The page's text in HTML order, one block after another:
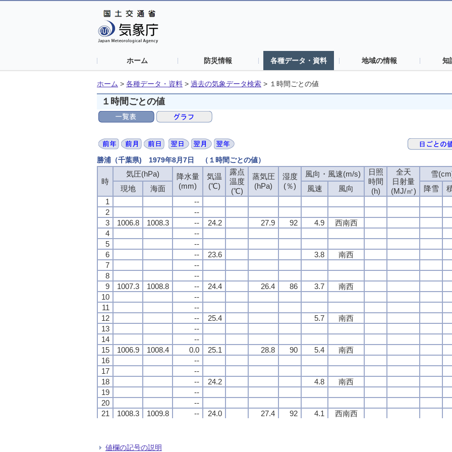
ホーム 防災情報 各種データ・資料 地域の情報 知
ホーム > 各種データ・資料 > 過去の気象データ検索 > １時間ごとの値
１時間ごとの値
勝浦（千葉県) 1979年8月7日 （１時間ごとの値）
時
気圧(hPa)
降水量
(mm)
気温
(℃)
露点
温度
(℃)
蒸気圧
(hPa)
湿度
(％)
風向・風速(m/s)
日照
時間
(h)
全天
日射量
(MJ/㎡)
雪
現地 海面 風速 風向 降雪
1
--
2
--
3
1006.8 1008.3 -- 24.2 27.9 92 4.9
西南西
4
--
5
--
6
-- 23.6 3.8
南西
7
--
8
--
9
1007.3 1008.8 -- 24.4 26.4 86 3.7 南西
10
--
11
--
12
-- 25.4 5.7
南西
13
--
14
--
15
1006.9 1008.4 0.0 25.1 28.8 90 5.4 南西
16
--
17
--
18
-- 24.2 4.8
南西
19
--
20
--
21
1008.3 1009.8 -- 24.0 27.4 92 4.1 西南西
24
時
気圧(hPa)
降水量
(mm)
気温
(℃)
露点
温度
(℃)
蒸気圧
(hPa)
湿度
(％)
風向・風速(m/s)
日照
時間
(h)
全天
日射量
(MJ/㎡)
雪
現地 海面 風速 風向 降雪
1
--
2
--
3
1006.8 1008.3 -- 24.2 27.9 92 4.9
西南西
4
--
5
--
6
-- 23.6 3.8
南西
7
--
8
--
9
1007.3 1008.8 -- 24.4 26.4 86 3.7 南西
10
--
11
--
12
-- 25.4 5.7
南西
13
--
14
--
15
1006.9 1008.4 0.0 25.1 28.8 90 5.4 南西
16
--
17
--
18
-- 24.2 4.8
南西
19
--
20
--
21
1008.3 1009.8 -- 24.0 27.4 92 4.1 西南西
24
時
気圧(hPa)
降水量
(mm)
気温
(℃)
露点
温度
(℃)
蒸気圧
(hPa)
湿度
(％)
風向・風速(m/s)
日照
時間
(h)
全天
日射量
(MJ/㎡)
雪
現地 海面 風速 風向 降雪
1
--
2
--
3
1006.8 1008.3 -- 24.2 27.9 92 4.9
西南西
4
--
5
--
6
-- 23.6 3.8
南西
7
--
8
--
9
1007.3 1008.8 -- 24.4 26.4 86 3.7 南西
10
--
11
--
12
-- 25.4 5.7
南西
13
--
14
--
15
1006.9 1008.4 0.0 25.1 28.8 90 5.4 南西
16
--
17
--
18
-- 24.2 4.8
南西
19
--
20
--
21
1008.3 1009.8 -- 24.0 27.4 92 4.1 西南西
24
時
気圧(hPa)
降水量
(mm)
気温
(℃)
露点
温度
(℃)
蒸気圧
(hPa)
湿度
(％)
風向・風速(m/s)
日照
時間
(h)
全天
日射量
(MJ/㎡)
雪
現地 海面 風速 風向 降雪
1
--
2
--
3
1006.8 1008.3 -- 24.2 27.9 92 4.9
西南西
4
--
5
--
6
-- 23.6 3.8
南西
7
--
8
--
9
1007.3 1008.8 -- 24.4 26.4 86 3.7 南西
10
--
11
--
12
-- 25.4 5.7
南西
13
--
14
--
15
1006.9 1008.4 0.0 25.1 28.8 90 5.4 南西
16
--
17
--
18
-- 24.2 4.8
南西
19
--
20
--
21
1008.3 1009.8 -- 24.0 27.4 92 4.1 西南西
24
値欄の記号の説明